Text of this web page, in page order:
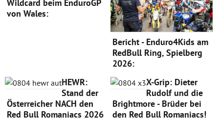
Wildcard beim EnduroGP
von Wales:
Bericht - Enduro4Kids am
RedBull Ring, Spielberg
2026:
HEWR:
Stand der
Österreicher NACH den
Red Bull Romaniacs 2026
X-Grip: Dieter
Rudolf und die
Brightmore - Brüder bei
den Red Bull Romaniacs!